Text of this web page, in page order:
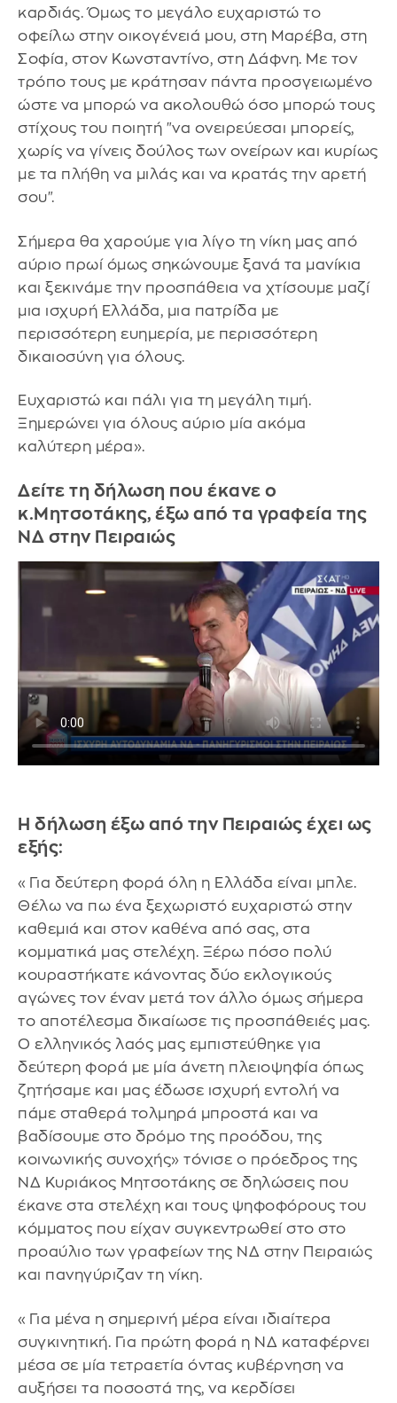
καρδιάς. Όμως το μεγάλο ευχαριστώ το
οφείλω στην οικογένειά μου, στη Μαρέβα, στη
Σοφία, στον Κωνσταντίνο, στη Δάφνη. Με τον
τρόπο τους με κράτησαν πάντα προσγειωμένο
ώστε να μπορώ να ακολουθώ όσο μπορώ τους
στίχους του ποιητή "να ονειρεύεσαι μπορείς,
χωρίς να γίνεις δούλος των ονείρων και κυρίως
με τα πλήθη να μιλάς και να κρατάς την αρετή
σου".
Σήμερα θα χαρούμε για λίγο τη νίκη μας από
αύριο πρωί όμως σηκώνουμε ξανά τα μανίκια
και ξεκινάμε την προσπάθεια να χτίσουμε μαζί
μια ισχυρή Ελλάδα, μια πατρίδα με
περισσότερη ευημερία, με περισσότερη
δικαιοσύνη για όλους.
Ευχαριστώ και πάλι για τη μεγάλη τιμή.
Ξημερώνει για όλους αύριο μία ακόμα
καλύτερη μέρα».
Δείτε τη δήλωση που έκανε ο
κ.Μητσοτάκης, έξω από τα γραφεία της
ΝΔ στην Πειραιώς
Η δήλωση έξω από την Πειραιώς έχει ως
εξής:
«Για δεύτερη φορά όλη η Ελλάδα είναι μπλε.
Θέλω να πω ένα ξεχωριστό ευχαριστώ στην
καθεμιά και στον καθένα από σας, στα
κομματικά μας στελέχη. Ξέρω πόσο πολύ
κουραστήκατε κάνοντας δύο εκλογικούς
αγώνες τον έναν μετά τον άλλο όμως σήμερα
το αποτέλεσμα δικαίωσε τις προσπάθειές μας.
Ο ελληνικός λαός μας εμπιστεύθηκε για
δεύτερη φορά με μία άνετη πλειοψηφία όπως
ζητήσαμε και μας έδωσε ισχυρή εντολή να
πάμε σταθερά τολμηρά μπροστά και να
βαδίσουμε στο δρόμο της προόδου, της
κοινωνικής συνοχής» τόνισε ο πρόεδρος της
ΝΔ Κυριάκος Μητσοτάκης σε δηλώσεις που
έκανε στα στελέχη και τους ψηφοφόρους του
κόμματος που είχαν συγκεντρωθεί στο στο
προαύλιο των γραφείων της ΝΔ στην Πειραιώς
και πανηγύριζαν τη νίκη.
«Για μένα η σημερινή μέρα είναι ιδιαίτερα
συγκινητική. Για πρώτη φορά η ΝΔ καταφέρνει
μέσα σε μία τετραετία όντας κυβέρνηση να
αυξήσει τα ποσοστά της, να κερδίσει